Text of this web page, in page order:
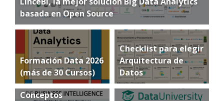
basada en Open Source
Formación Data 2026
(más de 30 Cursos)
Checklist para elegir
Arquitectura de
Datos
Conceptos